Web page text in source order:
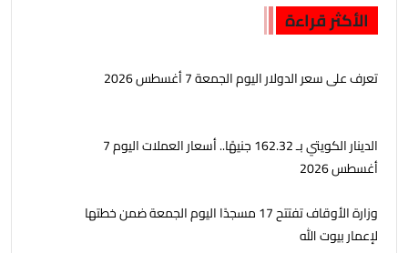
الأكثر قراءة
تعرف على سعر الدولار اليوم الجمعة 7 أغسطس 2026
الدينار الكويتي بـ 162.32 جنيهًا.. أسعار العملات اليوم 7
أغسطس 2026
وزارة الأوقاف تفتتح 17 مسجدًا اليوم الجمعة ضمن خطتها
لإعمار بيوت الله